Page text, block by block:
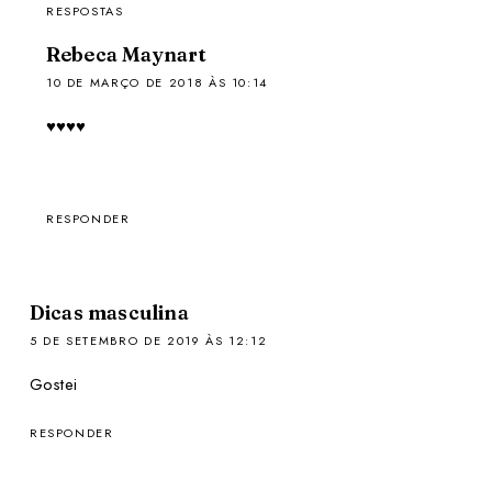
RESPOSTAS
Rebeca Maynart
10 DE MARÇO DE 2018 ÀS 10:14
♥♥♥♥
RESPONDER
Dicas masculina
5 DE SETEMBRO DE 2019 ÀS 12:12
Gostei
RESPONDER